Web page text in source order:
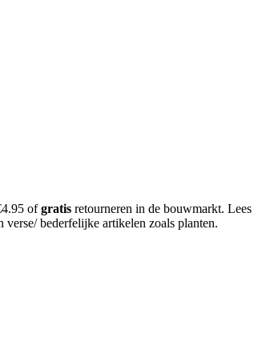
ofgratis retourneren in de bouwmarkt.
bederfelijke artikelen zoals planten.